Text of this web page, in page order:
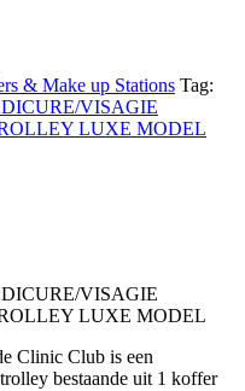
& Make up Stations Tag:
VISAGIE
LUXE MODEL
VISAGIE
LUXE MODEL
Clinic Club is een
bestaande uit 1 koffer